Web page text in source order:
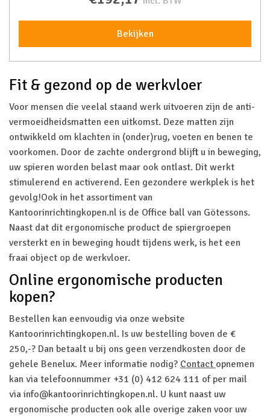
Bekijken
Fit & gezond op de werkvloer
Voor mensen die veelal staand werk uitvoeren zijn de anti-
vermoeidheidsmatten een uitkomst. Deze matten zijn
ontwikkeld om klachten in (onder)rug, voeten en benen te
voorkomen. Door de zachte ondergrond blijft u in beweging,
uw spieren worden belast maar ook ontlast. Dit werkt
stimulerend en activerend. Een gezondere werkplek is het
gevolg!Ook in het assortiment van
Kantoorinrichtingkopen.nl is de Office ball van Götessons.
Naast dat dit ergonomische product de spiergroepen
versterkt en in beweging houdt tijdens werk, is het een
fraai object op de werkvloer.
Online ergonomische producten
kopen?
Bestellen kan eenvoudig via onze website
Kantoorinrichtingkopen.nl. Is uw bestelling boven de €
250,-? Dan betaalt u bij ons geen verzendkosten door de
gehele Benelux. Meer informatie nodig? Contact opnemen
kan via telefoonnummer +31 (0) 412 624 111 of per mail
via info@kantoorinrichtingkopen.nl. U kunt naast uw
ergonomische producten ook alle overige zaken voor uw